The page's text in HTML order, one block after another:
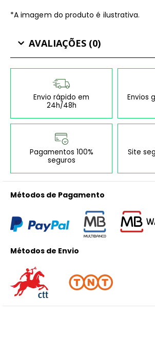
*A imagem do produto é ilustrativa.
AVALIAÇÕES (0)
Envio rápido em
24h/48h
Envios
Pagamentos 100%
seguros
Site
Métodos de Pagamento
Métodos de Envio